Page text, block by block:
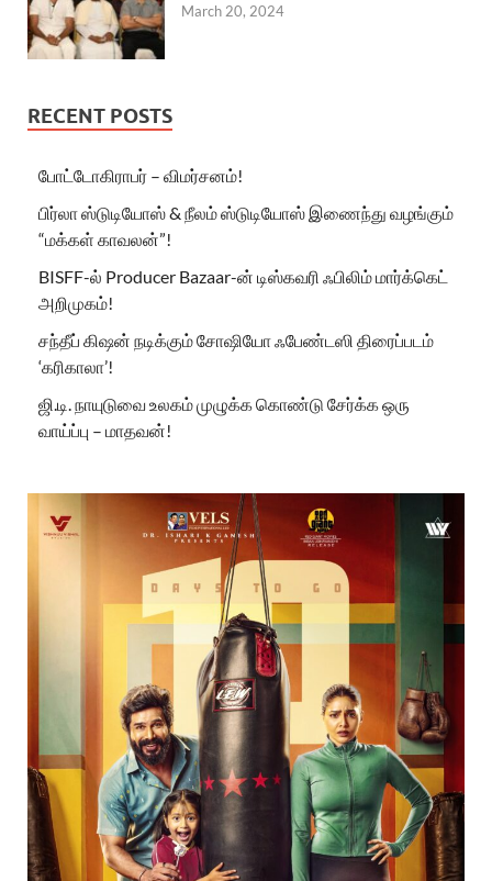
March 20, 2024
RECENT POSTS
போட்டோகிராபர் – விமர்சனம்!
பிர்லா ஸ்டுடியோஸ் & நீலம் ஸ்டுடியோஸ் இணைந்து வழங்கும்
“மக்கள் காவலன்”!
BISFF-ல் Producer Bazaar-ன் டிஸ்கவரி ஃபிலிம் மார்க்கெட்
அறிமுகம்!
சந்தீப் கிஷன் நடிக்கும் சோஷியோ ஃபேண்டஸி திரைப்படம்
‘கரிகாலா’!
ஜி.டி. நாயுடுவை உலகம் முழுக்க கொண்டு சேர்க்க ஒரு
வாய்ப்பு – மாதவன்!